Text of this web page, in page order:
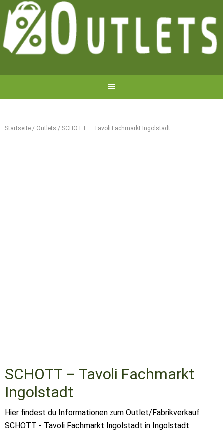
Startseite / Outlets / SCHOTT – Tavoli Fachmarkt Ingolstadt
SCHOTT – Tavoli Fachmarkt
Ingolstadt
Hier findest du Informationen zum Outlet/Fabrikverkauf
SCHOTT - Tavoli Fachmarkt Ingolstadt in Ingolstadt: